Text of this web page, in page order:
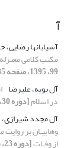
آ
آسیابانها رضایی،
مکتب کلامی
99، 1395، صفحه 135-158]
آل بویه، علیرضا
در اسلام[دوره 30، شماره 119، 1400، صفحه 81-108]
آل مجدد
از وفـات[دوره 23، شماره 90، 1393، صفحه 103-126]